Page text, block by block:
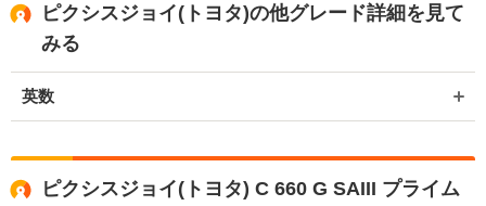
ピクシスジョイ(トヨタ)の他グレード詳細を見て
みる
英数
ピクシスジョイ(トヨタ) C 660 G SAIII プライム